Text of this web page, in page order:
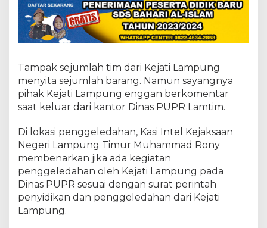
a
h
a
r
o
Tampak sejumlah tim dari Kejati Lampung
menyita sejumlah barang. Namun sayangnya
pihak Kejati Lampung enggan berkomentar
saat keluar dari kantor Dinas PUPR Lamtim.
Di lokasi penggeledahan, Kasi Intel Kejaksaan
Negeri Lampung Timur Muhammad Rony
membenarkan jika ada kegiatan
penggeledahan oleh Kejati Lampung pada
Dinas PUPR sesuai dengan surat perintah
penyidikan dan penggeledahan dari Kejati
Lampung.